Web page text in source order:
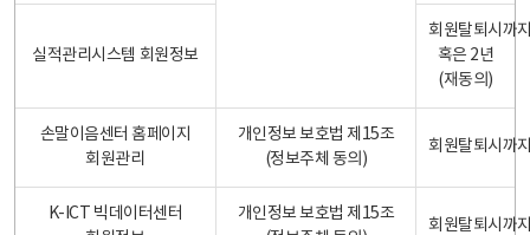
실적관리시스템 회원정보
회원탈퇴시까
혹은 2년
(재동의)
손말이음센터 홈페이지
회원관리
개인정보 보호법 제15조
(정보주체 동의)
회원탈퇴시까
K-ICT 빅데이터센터
개인정보 보호법 제15조
회원탈퇴시까